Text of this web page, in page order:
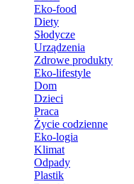
Eko-food
Diety
Słodycze
Urządzenia
Zdrowe produkty
Eko-lifestyle
Dom
Dzieci
Praca
Życie codzienne
Eko-logia
Klimat
Odpady
Plastik